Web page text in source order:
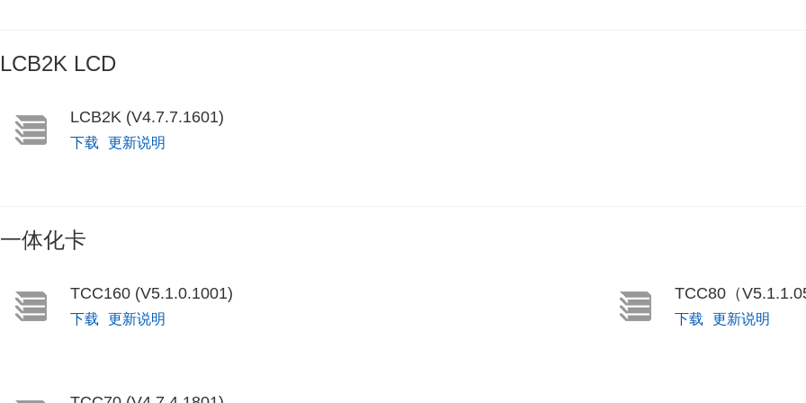
LCB2K LCD
LCB2K (V4.7.7.1601)
下载 更新说明
一体化卡
TCC160 (V5.1.0.1001)
下载 更新说明
TCC80（
下载 更新说明